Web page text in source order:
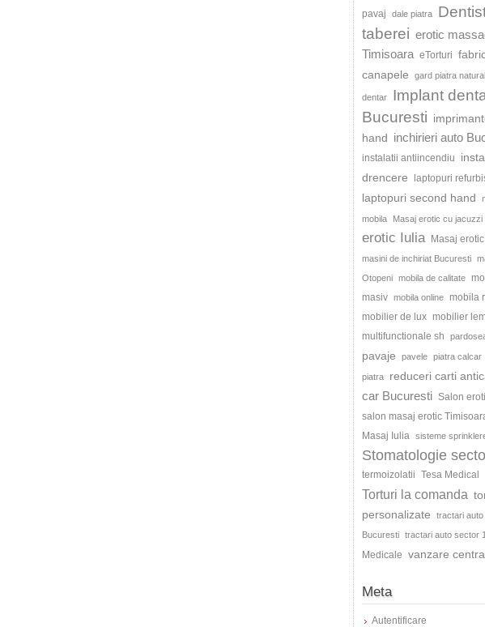
pavaj dale piatra
taberei erotic
Timisoara eTorturi
canapele
gard piatra
dentar
Implant
Bucuresti
hand inchirieri auto
instalatii antiincendiu
drencere
laptopuri
laptopuri second hand
mobila Masaj erotic cu jacuzzi
erotic Iulia Masaj
masini de inchiriat Bucuresti
Otopeni mobila de calitate
masiv mobila online
mobila
mobilier de lux mobilier
multifunctionale sh
pavaje pavele piatra calcar
piatra reduceri carti
car Bucuresti Salon
salon masaj erotic
Masaj Iulia sisteme
Stomatologie
termoizolatii Tesa Medical
Torturi la comanda
personalizate
tractari auto
Bucuresti tractari auto sector
Medicale vanzare
Meta
Autentificare